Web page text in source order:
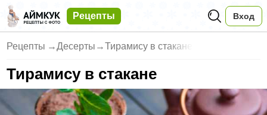
Рецепты Вход
Рецепты →Десерты →Тирамису в стакане
Тирамису в стакане